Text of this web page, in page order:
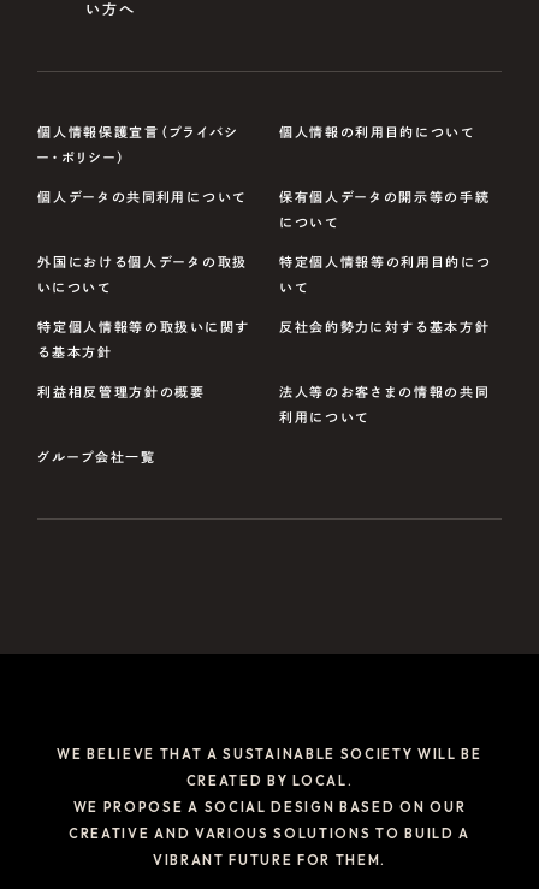
い方へ
個人情報保護宣言（プライバシ
ー・ポリシー）
個人情報の利用目的について
個人データの共同利用について 保有個人データの開示等の手続
について
外国における個人データの取扱
いについて
特定個人情報等の利用目的につ
いて
特定個人情報等の取扱いに関す
る基本方針
反社会的勢力に対する基本方針
利益相反管理方針の概要 法人等のお客さまの情報の共同
利用について
グループ会社一覧
WE BELIEVE THAT A SUSTAINABLE SOCIETY WILL BE
CREATED BY LOCAL.
WE PROPOSE A SOCIAL DESIGN BASED ON OUR
CREATIVE AND VARIOUS SOLUTIONS TO BUILD A
VIBRANT FUTURE FOR THEM.